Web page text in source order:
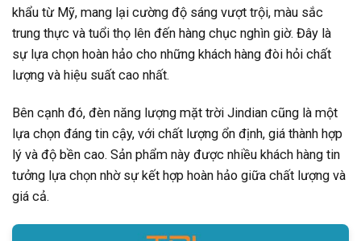
khẩu từ Mỹ, mang lại cường độ sáng vượt trội, màu sắc
trung thực và tuổi thọ lên đến hàng chục nghìn giờ. Đây là
sự lựa chọn hoàn hảo cho những khách hàng đòi hỏi chất
lượng và hiệu suất cao nhất.
Bên cạnh đó, đèn năng lượng mặt trời Jindian cũng là một
lựa chọn đáng tin cậy, với chất lượng ổn định, giá thành hợp
lý và độ bền cao. Sản phẩm này được nhiều khách hàng tin
tưởng lựa chọn nhờ sự kết hợp hoàn hảo giữa chất lượng và
giá cả.